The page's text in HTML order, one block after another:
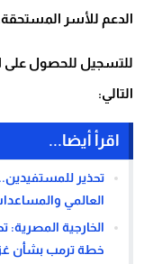
الدعم للأسر
للتسجيل للحصول على
التالي:
اقرأ أيضا...
تحذير للمستفيدين..
العالمي
الخارجية
خطة ترمب بشأن